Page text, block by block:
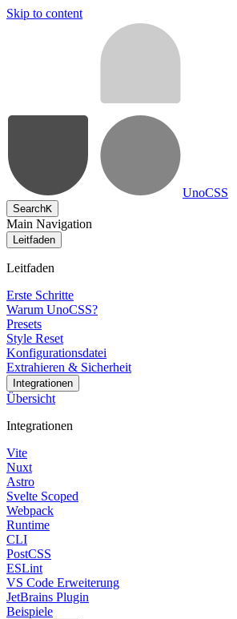
Skip to content
UnoCSS
SearchK
Main Navigation
Leitfaden
Leitfaden
Erste Schritte
Warum UnoCSS?
Presets
Style Reset
Konfigurationsdatei
Extrahieren & Sicherheit
Integrationen
Übersicht
Integrationen
Vite
Nuxt
Astro
Svelte Scoped
Webpack
Runtime
CLI
PostCSS
ESLint
VS Code Erweiterung
JetBrains Plugin
Beispiele